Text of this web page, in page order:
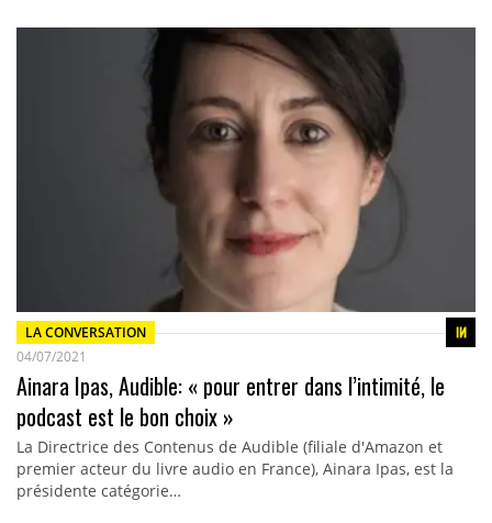
LA CONVERSATION
04/07/2021
Ainara Ipas, Audible: « pour entrer dans l’intimité, le
podcast est le bon choix »
La Directrice des Contenus de Audible (filiale d'Amazon et
premier acteur du livre audio en France), Ainara Ipas, est la
présidente catégorie…